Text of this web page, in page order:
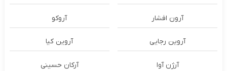
آرون افشار آروکو
آروین رجایی آروین کیا
آرژن آوا آرکان حسینی